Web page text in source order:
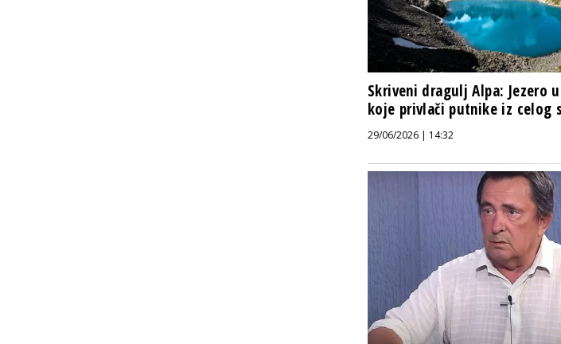
Skriveni dragulj Alpa: Jezero
koje privlači putnike iz celog
29/06/2026 | 14:32